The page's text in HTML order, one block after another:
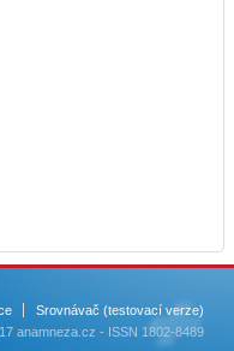
Srovnávač (testovací verze)
anamneza.cz - ISSN 1802-8489